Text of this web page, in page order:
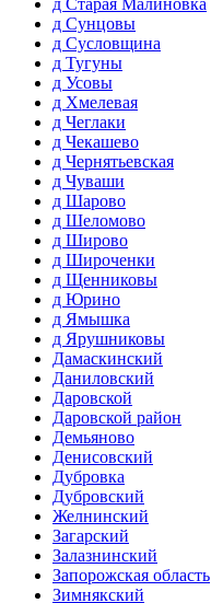
д Сунцовы
д Сусловщина
д Тугуны
д Усовы
д Хмелевая
д Чеглаки
д Чекашево
д Чернятьевская
д Чуваши
д Шарово
д Шеломово
д Широво
д Широченки
д Щенниковы
д Юрино
д Ямышка
д Ярушниковы
Дамаскинский
Даниловский
Даровской
Даровской район
Демьяново
Денисовский
Дубровка
Дубровский
Желнинский
Загарский
Залазнинский
Запорожская область
Зимнякский